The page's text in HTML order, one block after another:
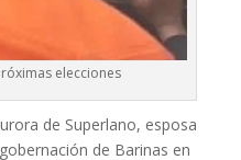
elecciones
de Superlano, esposa
de Barinas en